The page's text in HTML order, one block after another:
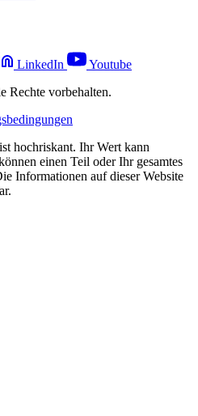
LinkedIn
Youtube
Rechte vorbehalten.
hochriskant. Ihr Wert kann
einen Teil oder Ihr gesamtes
Informationen auf dieser Website